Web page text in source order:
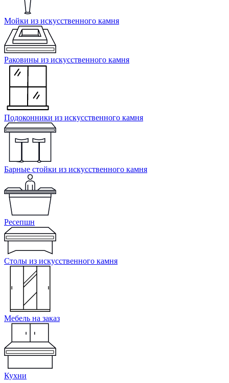
Мойки из искусственного камня
Раковины из искусственного камня
Подоконники из искусственного камня
Барные стойки из искусственного камня
Ресепшн
Cтолы из искусственного камня
Мебель на заказ
Кухни